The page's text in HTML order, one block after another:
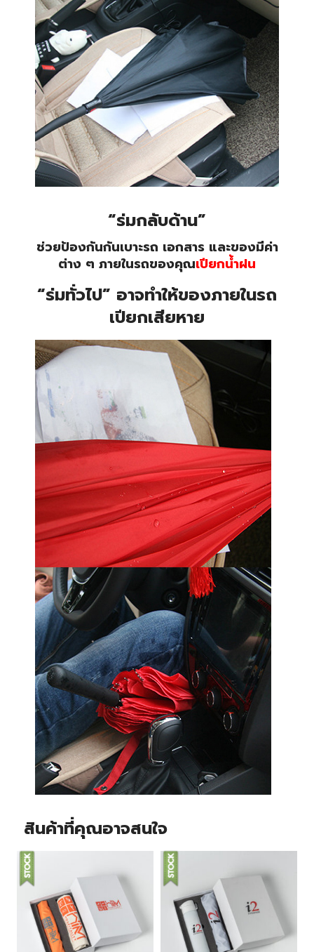
“ร่มกลับด้าน”
ช่วยป้องกันกันเบาะรถ เอกสาร และของมีค่า
ต่าง ๆ ภายในรถของคุณเปียกน้ำฝน
“ร่มทั่วไป” อาจทำให้ของภายในรถ
เปียกเสียหาย
สินค้าที่คุณอาจสนใจ